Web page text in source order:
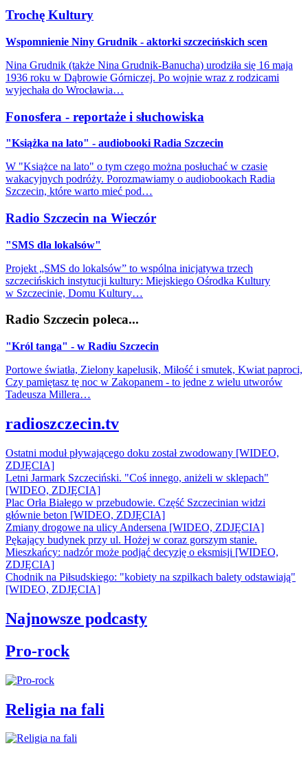
Trochę Kultury
Wspomnienie Niny Grudnik - aktorki szczecińskich scen
Nina Grudnik (także Nina Grudnik-Banucha) urodziła się 16 maja
1936 roku w Dąbrowie Górniczej. Po wojnie wraz z rodzicami
wyjechała do Wrocławia…
Fonosfera - reportaże i słuchowiska
"Książka na lato" - audiobooki Radia Szczecin
W "Książce na lato" o tym czego można posłuchać w czasie
wakacyjnych podróży. Porozmawiamy o audiobookach Radia
Szczecin, które warto mieć pod…
Radio Szczecin na Wieczór
"SMS dla lokalsów"
Projekt „SMS do lokalsów” to wspólna inicjatywa trzech
szczecińskich instytucji kultury: Miejskiego Ośrodka Kultury
w Szczecinie, Domu Kultury…
Radio Szczecin poleca...
"Król tanga" - w Radiu Szczecin
Portowe światła, Zielony kapelusik, Miłość i smutek, Kwiat paproci,
Czy pamiętasz tę noc w Zakopanem - to jedne z wielu utworów
Tadeusza Millera…
radioszczecin.tv
Ostatni moduł pływającego doku został zwodowany [WIDEO,
ZDJĘCIA]
Letni Jarmark Szczeciński. "Coś innego, aniżeli w sklepach"
[WIDEO, ZDJĘCIA]
Plac Orła Białego w przebudowie. Część Szczecinian widzi
głównie beton [WIDEO, ZDJĘCIA]
Zmiany drogowe na ulicy Andersena [WIDEO, ZDJĘCIA]
Pękający budynek przy ul. Hożej w coraz gorszym stanie.
Mieszkańcy: nadzór może podjąć decyzję o eksmisji [WIDEO,
ZDJĘCIA]
Chodnik na Piłsudskiego: "kobiety na szpilkach balety odstawiają"
[WIDEO, ZDJĘCIA]
Najnowsze podcasty
Pro-rock
Religia na fali